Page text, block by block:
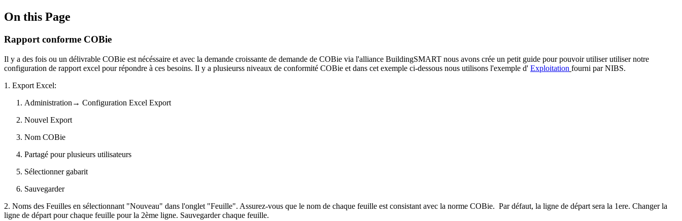
On this Page
Rapport conforme COBie
Il y a des fois ou un délivrable COBie est nécéssaire et avec la demande croissante de demande de COBie via l'alliance BuildingSMART nous avons crée un petit guide pour pouvoir utiliser utiliser notre
configuration de rapport excel pour répondre à ces besoins. Il y a plusieurss niveaux de conformité COBie et dans cet exemple ci-dessous nous utilisons l'exemple d' Exploitation fourni par NIBS.
1. Export Excel:
Administration→ Configuration Excel Export
Nouvel Export
Nom COBie
Partagé pour plusieurs utilisateurs
Sélectionner gabarit
Sauvegarder
2. Noms des Feuilles en sélectionnant "Nouveau" dans l'onglet "Feuille". Assurez-vous que le nom de chaque feuille est consistant avec la norme COBie. Par défaut, la ligne de départ sera la 1ere. Changer la
ligne de départ pour chaque feuille pour la 2ème ligne. Sauvegarder chaque feuille.